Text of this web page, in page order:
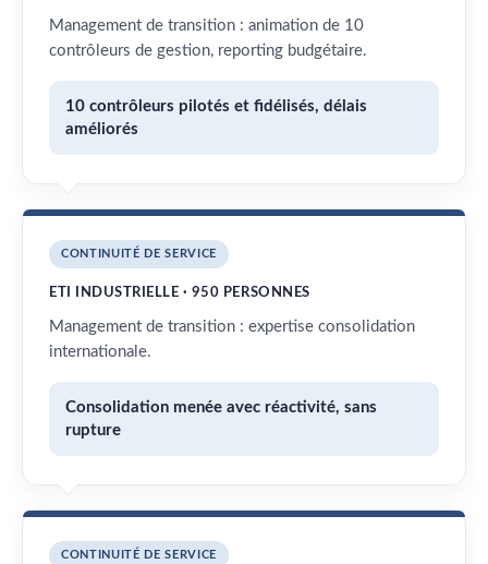
Management de transition : animation de 10
contrôleurs de gestion, reporting budgétaire.
10 contrôleurs pilotés et fidélisés, délais
améliorés
CONTINUITÉ DE SERVICE
ETI INDUSTRIELLE · 950 PERSONNES
Management de transition : expertise consolidation
internationale.
Consolidation menée avec réactivité, sans
rupture
CONTINUITÉ DE SERVICE